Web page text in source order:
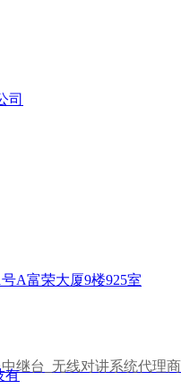
司
A富荣大厦9楼925室
继台_无线对讲系统代理
有